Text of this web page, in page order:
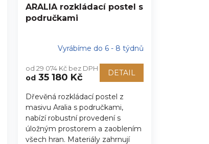
ARALIA rozkládací postel s
područkami
Vyrábíme do 6 - 8 týdnů
od 29 074 Kč bez DPH
od35 180 Kč DETAIL
Dřevěná rozkládací postel z
masivu Aralia s područkami,
nabízí robustní provedení s
úložným prostorem a zaoblením
všech hran. Materiály zahrnují